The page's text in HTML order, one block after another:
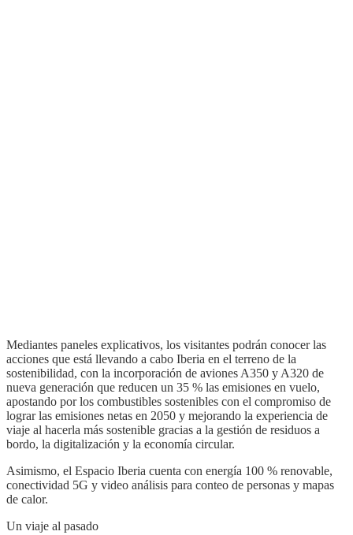
Mediantes paneles explicativos, los visitantes podrán conocer las
acciones que está llevando a cabo Iberia en el terreno de la
sostenibilidad, con la incorporación de aviones A350 y A320 de
nueva generación que reducen un 35 % las emisiones en vuelo,
apostando por los combustibles sostenibles con el compromiso de
lograr las emisiones netas en 2050 y mejorando la experiencia de
viaje al hacerla más sostenible gracias a la gestión de residuos a
bordo, la digitalización y la economía circular.
Asimismo, el Espacio Iberia cuenta con energía 100 % renovable,
conectividad 5G y video análisis para conteo de personas y mapas
de calor.
Un viaje al pasado